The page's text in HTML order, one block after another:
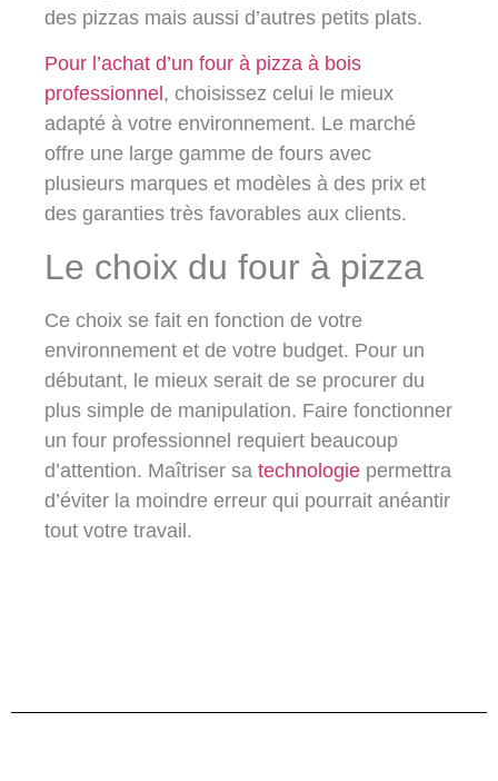
des pizzas mais aussi d’autres petits plats.
Pour l’achat d’un four à pizza à bois
professionnel , choisissez celui le mieux
adapté à votre environnement. Le marché
offre une large gamme de fours avec
plusieurs marques et modèles à des prix et
des garanties très favorables aux clients.
Le choix du four à pizza
Ce choix se fait en fonction de votre
environnement et de votre budget. Pour un
débutant, le mieux serait de se procurer du
plus simple de manipulation. Faire fonctionner
un four professionnel requiert beaucoup
d’attention. Maîtriser sa technologie permettra
d’éviter la moindre erreur qui pourrait anéantir
tout votre travail.